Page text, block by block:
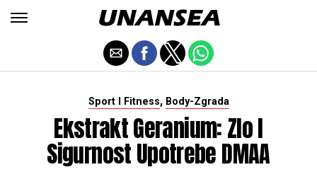
Sport I Fitness, Body-Zgrada
Ekstrakt Geranium: Zlo I
Sigurnost Upotrebe DMAA